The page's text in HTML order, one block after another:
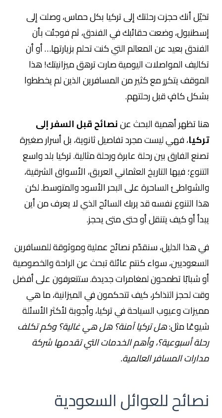
تخيّل أنك حجزت رحلتك إلى تركيا بكل حماس، وصلت إلى
إسطنبول، وضعت حقائبك في الفندق، ثم فوجئت بأن
الفندق بعيد عن المعالم التي كنت تحلم بزيارتها… أو أن
تكاليف المواصلات اليومية صارت ترهق ميزانيتك! هذا
الموقف يتكرر مع كثير من المسافرين الذين لم يخططوا
بشكل كافٍ قبل رحلتهم.
هنا تظهر أهمية البحث عننصائح قبل السفر إلى
تركيا، فهي ليست مجرد تفاصيل ثانوية، بل أسرار صغيرة
تصنع الفارق بين رحلة عابرة ورحلة مثالية. تركيا بلد واسع
التنوع؛ فيها التاريخ العثماني العريق، الأسواق الشرقية،
والشواطئ الساحرة على البحر الأسود والمتوسط. لكن
هذا التنوع نفسه قد يربك السائح الذي لا يعرف من أين
يبدأ أو كيف يتنقل أو حتى متى يحجز.
في هذا الدليل، سنقدّم نصائح عملية وموثوقة للمسافرين
السعوديين، سواء كنتم عائلة تبحث عن الراحة والخصوصية
أو شبابًا تطمحون لمغامرات جديدة. ستتعرفون على أفضل
وقت لحجز التذاكر، كيف تتحكمون في الميزانية، ما هي
مميزات وعيوب السياحة في تركيا، وأجوبة لأكثر الأسئلة
شيوعًا مثل:هل تركيا آمنة؟ هل هي غالية؟ وكم تكلف
رحلة أسبوعية؟، وأهم الخدمات التي تقدمها شركة
مدارات المسافر العالمية.
نصائح للعوائل السعودية